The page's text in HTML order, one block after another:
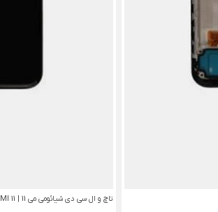
تاچ و ال سی دی شیائومی می TOUCH/LCD XIAOMI MI 11 | 11